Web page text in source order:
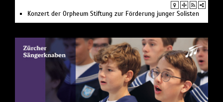
Konzert der Orpheum Stiftung zur Förderung junger Solisten